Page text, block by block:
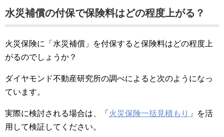
水災補償の付保で保険料はどの程度上がる？
火災保険に「水災補償」を付保すると保険料はどの程度上
がるのでしょうか？
ダイヤモンド不動産研究所の調べによると次のようになっ
ています。
実際に検討される場合は、「 火災保険一括見積もり 」を活
用して検証してください。